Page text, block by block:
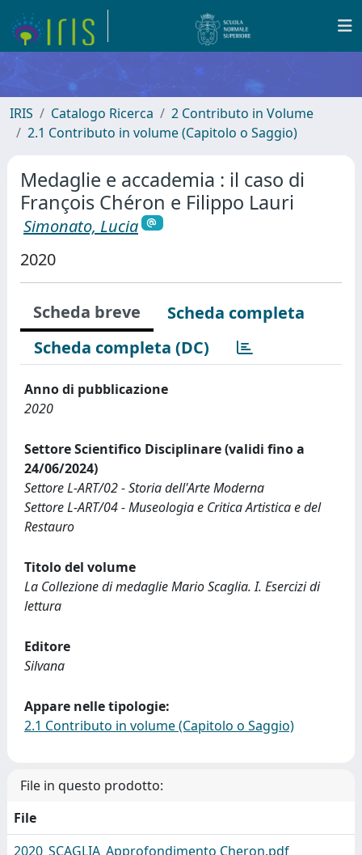
IRIS Catalogo Ricerca
2 Contributo in Volume
2.1 Contributo in volume (Capitolo o Saggio)
Medaglie e accademia : il caso di
François Chéron e Filippo Lauri
Simonato, Lucia
2020
Scheda breve
Scheda completa
Scheda completa (DC)
Anno di pubblicazione
2020
Settore Scientifico Disciplinare (validi fino a
24/06/2024)
Settore L-ART/02 - Storia dell'Arte Moderna
Settore L-ART/04 - Museologia e Critica Artistica e del
Restauro
Titolo del volume
La Collezione di medaglie Mario Scaglia. I. Esercizi di
lettura
Editore
Silvana
Appare nelle tipologie:
2.1 Contributo in volume (Capitolo o Saggio)
File in questo prodotto:
File
2020_SCAGLIA_Approfondimento Cheron.pdf